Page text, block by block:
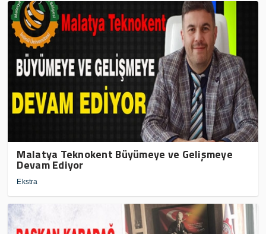
Malatya Teknokent Büyümeye ve Gelişmeye
Devam Ediyor
Ekstra